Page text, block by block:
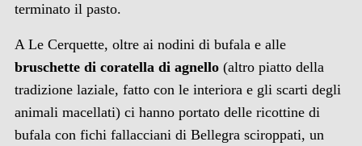
terminato il pasto.
A Le Cerquette, oltre ai nodini di bufala e alle
bruschette di coratella di agnello (altro piatto della
tradizione laziale, fatto con le interiora e gli scarti degli
animali macellati) ci hanno portato delle ricottine di
bufala con fichi fallacciani di Bellegra sciroppati, un